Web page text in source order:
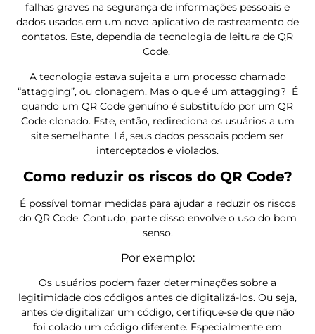
falhas graves na segurança de informações pessoais e
dados usados ​​em um novo aplicativo de rastreamento de
contatos. Este, dependia da tecnologia de leitura de QR
Code.
A tecnologia estava sujeita a um processo chamado
“attagging”, ou clonagem. Mas o que é um attagging? É
quando um QR Code genuíno é substituído por um QR
Code clonado. Este, então, redireciona os usuários a um
site semelhante. Lá, seus dados pessoais podem ser
interceptados e violados.
Como reduzir os riscos do QR Code?
É possível tomar medidas para ajudar a reduzir os riscos
do QR Code. Contudo, parte disso envolve o uso do bom
senso.
Por exemplo:
Os usuários podem fazer determinações sobre a
legitimidade dos códigos antes de digitalizá-los. Ou seja,
antes de digitalizar um código, certifique-se de que não
foi colado um código diferente. Especialmente em